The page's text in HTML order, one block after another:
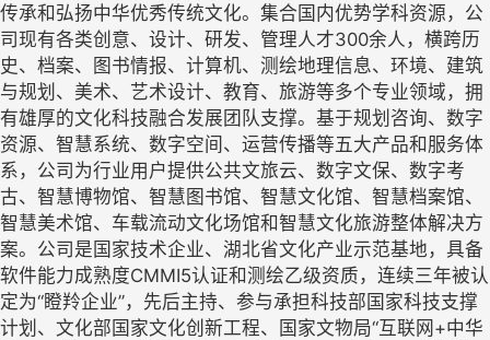
传承和弘扬中华优秀传统文化。集合国内优势学科资源，公
司现有各类创意、设计、研发、管理人才300余人，横跨历
史、档案、图书情报、计算机、测绘地理信息、环境、建筑
与规划、美术、艺术设计、教育、旅游等多个专业领域，拥
有雄厚的文化科技融合发展团队支撑。基于规划咨询、数字
资源、智慧系统、数字空间、运营传播等五大产品和服务体
系，公司为行业用户提供公共文旅云、数字文保、数字考
古、智慧博物馆、智慧图书馆、智慧文化馆、智慧档案馆、
智慧美术馆、车载流动文化场馆和智慧文化旅游整体解决方
案。公司是国家技术企业、湖北省文化产业示范基地，具备
软件能力成熟度CMMI5认证和测绘乙级资质，连续三年被认
定为“瞪羚企业”，先后主持、参与承担科技部国家科技支撑
计划、文化部国家文化创新工程、国家文物局“互联网+中华